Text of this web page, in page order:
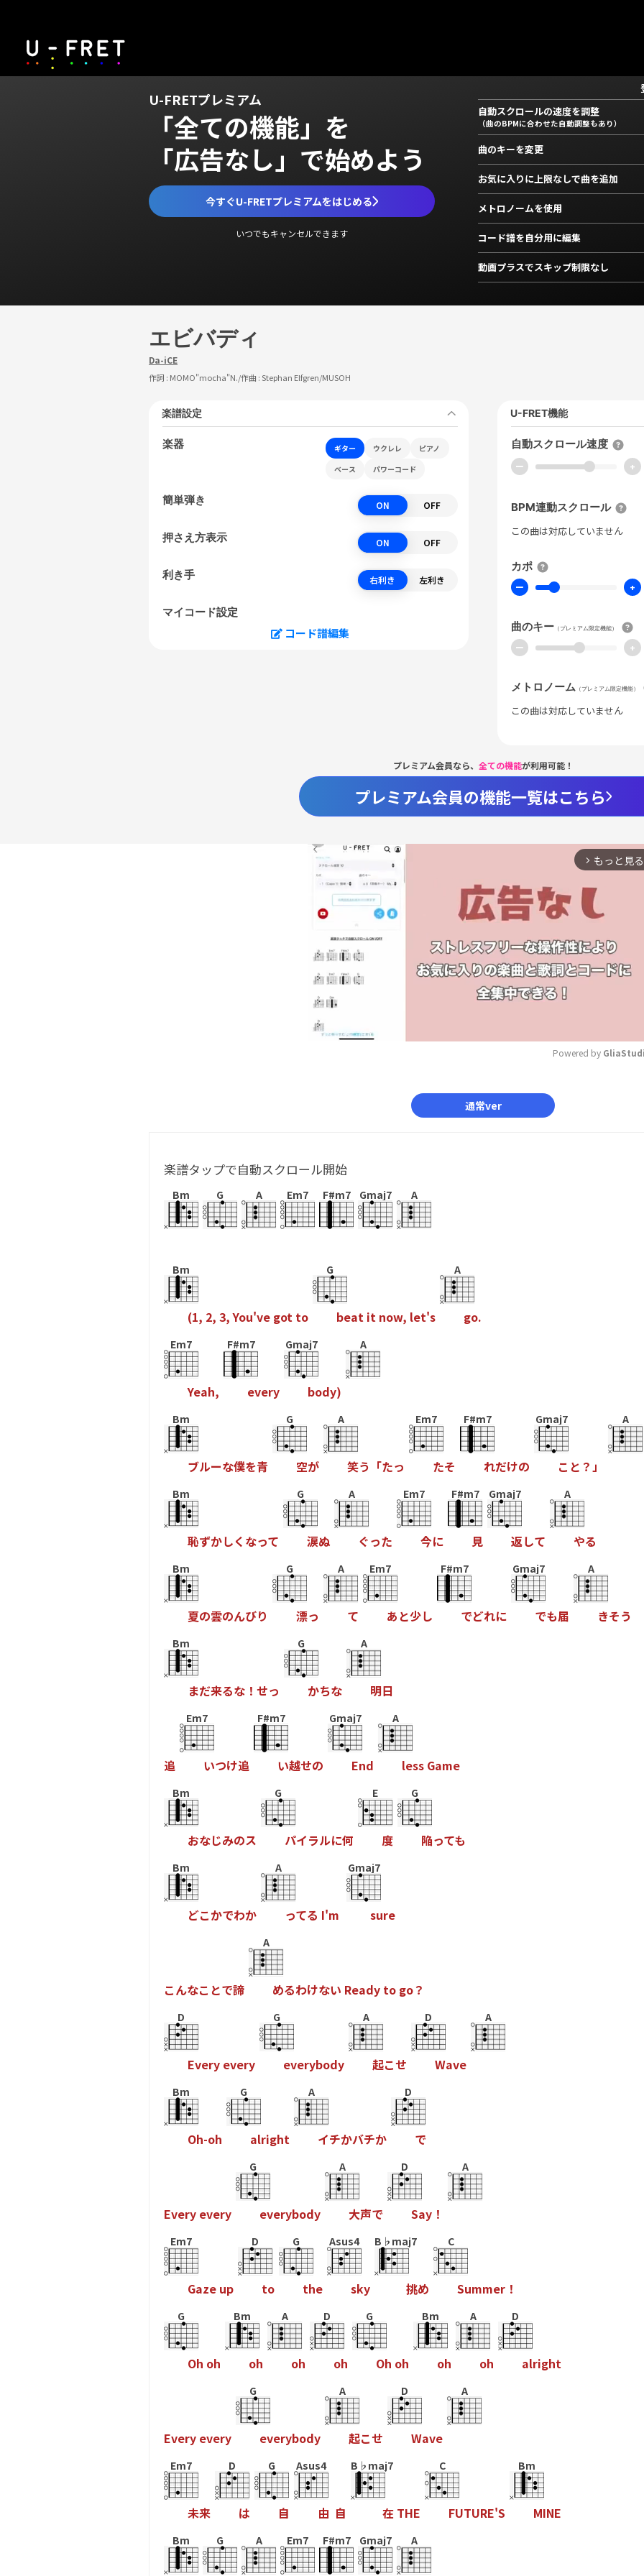
U-FRETプレミアム
「全ての機能」を
「広告なし」で始めよう
今すぐU-FRETプレミアムをはじめる
いつでもキャンセルできます
自動スクロールの速度を調整
（曲のBPMに合わせた自動調整もあり）
曲のキーを変更
お気に入りに上限なしで曲を追加
メトロノームを使用
コード譜を自分用に編集
動画プラスでスキップ制限なし
エビバディ
Da-iCE
作詞 : MOMO"mocha"N./作曲 :Stephan Elfgren/MUSOH
楽譜設定
楽器 ギター ウクレレ
ピアノ
ベース
パワーコード
簡単弾き ON OFF
押さえ方表示 ON OFF
利き手 右利き 左利き
マイコード設定
コード譜編集
U-FRET機能
自動スクロール速度
ー +
BPM連動スクロール
この曲は対応していません
カポ
ー +
曲のキー （プレミアム限定機能）
ー +
メトロノーム （プレミアム限定機能）
この曲は対応していません
プレミアム会員なら、 全ての機能が利用可能！
プレミアム会員の機能一覧はこちら
arrow_forward_ios もっと見る
Powered by
通常ver
楽譜タップで自動スクロール開始
Bm G A Em7 F#m7 Gmaj7 A
Bm
(1, 2, 3, You've got to
G
beat it now, let's
A
go.
Em7
Yeah,
F#m7
every
Gmaj7
body)
A
Bm
ブルーな僕を青
G
空が
A
笑う 「たっ
Em7
たそ
F#m7
れだけの
Gmaj7
こ と ？」
A
Bm
恥ずかしく なって
G
涙ぬ
A
ぐった
Em7
今に
F#m7
見
Gmaj7
返して
A
やる
Bm
夏の雲のんびり
G
漂っ
A
て
Em7
あ と少し
F#m7
でどれに
Gmaj7
でも届
A
きそう
Bm
まだ来るな ！ せっ
G
かちな
A
明日
追
Em7
いつけ追
F#m7
い越せの
Gmaj7
End
A
less Game
Bm
おなじみのス
G
パイラルに何
E
度
G
陥っても
Bm
どこかでわか
A
ってる I'm
Gmaj7
sure
こんなこ とで諦
A
めるわけない Ready to go？
D
Every every
G
everybody
A
起こせ
D
Wave
A
Bm
Oh-oh
G
alright
A
イチかバチか
D
で
Every every
G
everybody
A
大声で
D
Say ！
A
Em7
Gaze up
D
to
G
the
Asus4
sky
B♭maj7
挑め
C
Summer ！
G
Oh oh
Bm
oh
A
oh
D
oh
G
Oh oh
Bm
oh
A
oh
D
alright
Every every
G
everybody
A
起こせ
D
Wave
A
Em7
未来
D
は
G
自
Asus4
由 自
B♭maj7
在 THE
C
FUTURE'S
Bm
MINE
Bm G A Em7 F#m7 Gmaj7 A